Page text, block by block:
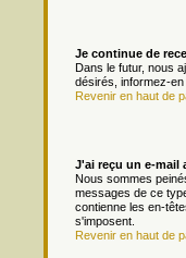
Je continue de
Dans le futur, nous
désirés, informez-
Revenir en haut de
J'ai reçu un e-mail
Nous sommes
messages de ce
contienne les en-
s'imposent.
Revenir en haut de